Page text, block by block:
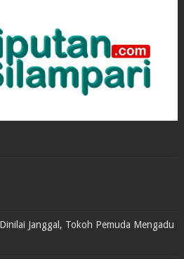
Janggal, Tokoh Pemuda Mengadu